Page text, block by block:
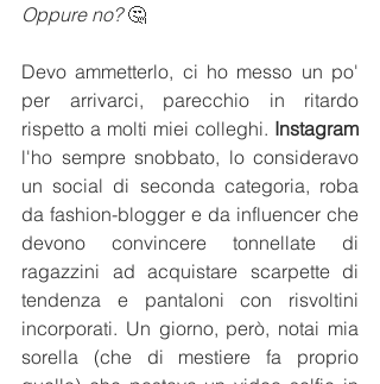
Oppure no? 🤔
Devo ammetterlo, ci ho messo un po'
per arrivarci, parecchio in ritardo
rispetto a molti miei colleghi. Instagram
l'ho sempre snobbato, lo consideravo
un social di seconda categoria, roba
da fashion-blogger e da influencer che
devono convincere tonnellate di
ragazzini ad acquistare scarpette di
tendenza e pantaloni con risvoltini
incorporati. Un giorno, però, notai mia
sorella (che di mestiere fa proprio